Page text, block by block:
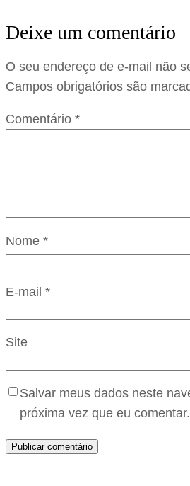
Deixe um comentário
O seu endereço de e-mail não
Campos obrigatórios são
Comentário *
Nome *
E-mail *
Site
Salvar meus dados neste
próxima vez que eu comentar.